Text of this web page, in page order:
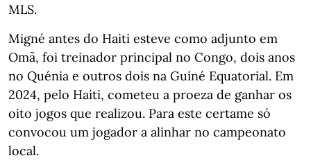
MLS.
Migné antes do Haiti esteve como adjunto em
Omã, foi treinador principal no Congo, dois anos
no Quénia e outros dois na Guiné Equatorial. Em
2024, pelo Haiti, cometeu a proeza de ganhar os
oito jogos que realizou. Para este certame só
convocou um jogador a alinhar no campeonato
local.